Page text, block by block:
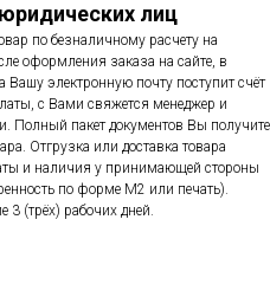
лиц
по безналичному расчету на
оформления заказа на сайте, в
электронную почту поступит счёт
с Вами свяжется менеджер и
Полный пакет документов Вы получите
Отгрузка или доставка товара
и наличия у принимающей стороны
по форме М2 или печать).
3 (трёх) рабочих дней.